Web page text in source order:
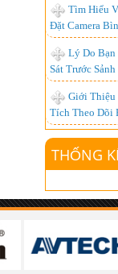
Nai
Camera IP
lắp đặt
camera tphcm
Lắp đặt
Lắp đặt
Lắp Đặt
Lắp đặt
Lắp Đặt
Tìm Hiểu
Đặt Camera
Lý Do Bạn
Sát Trước
Giới Thiệu
Tích Theo Dõi
THỐNG